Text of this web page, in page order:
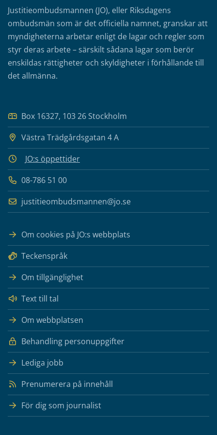
Justitieombudsmannen (JO), eller Riksdagens
ombudsmän som är det officiella namnet, granskar att
myndigheterna arbetar enligt de lagar och regler som
styr deras arbete – särskilt sådana lagar som berör
enskildas rättigheter och skyldigheter i förhållande till
det allmänna.
Box 16327, 103 26 Stockholm
Västra Trädgårdsgatan 4 A
JO:s öppettider
08-786 51 00
justitieombudsmannen@jo.se
Om cookies på JO:s webbplats
Teckenspråk
Om tillgänglighet
Text till tal
Om webbplatsen
Behandling personuppgifter
Lediga jobb
Prenumerera på innehåll
För dig som journalist